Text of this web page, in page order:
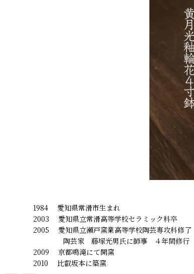
1984 愛知県常滑市生まれ
2003 愛知県立常滑高等学校セラミック科卒
2005 愛知県立瀬戸窯業高等学校陶芸専攻科修了
陶芸家 藤塚光男氏に師事 ４年間修行
2009 京都鳴滝にて開窯
2010 比叡坂本に築窯